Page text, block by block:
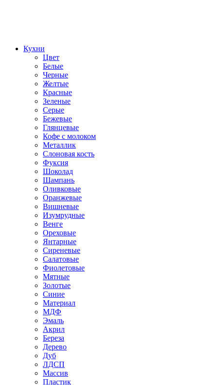
Кухни
Цвет
Белые
Черные
Желтые
Красные
Зеленые
Серые
Бежевые
Глянцевые
Кофе с молоком
Металлик
Слоновая кость
Фуксия
Шоколад
Шампань
Оливковые
Оранжевые
Вишневые
Изумрудные
Венге
Ореховые
Янтарные
Сиреневые
Салатовые
Фиолетовые
Мятные
Золотые
Синие
Материал
МДФ
Эмаль
Акрил
Береза
Дерево
Дуб
ЛДСП
Массив
Пластик